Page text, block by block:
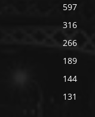
597
316
266
189
144
131